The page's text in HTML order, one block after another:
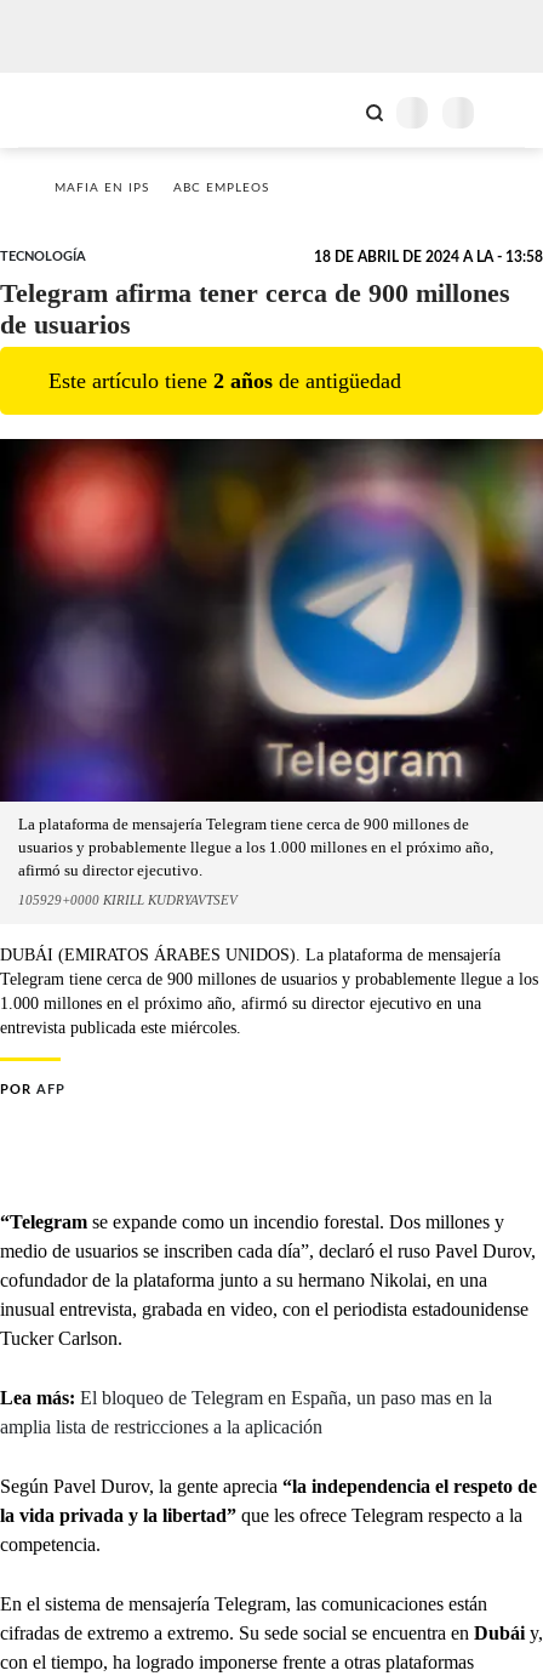
MAFIA EN IPS ABC EMPLEOS
TECNOLOGÍA 18 DE ABRIL DE 2024 A LA - 13:58
Telegram afirma tener cerca de 900 millones
de usuarios
Este artículo tiene 2 años de antigüedad
La plataforma de mensajería Telegram tiene cerca de 900 millones de
usuarios y probablemente llegue a los 1.000 millones en el próximo año,
afirmó su director ejecutivo.
105929+0000 KIRILL KUDRYAVTSEV
DUBÁI (EMIRATOS ÁRABES UNIDOS). La plataforma de mensajería
Telegram tiene cerca de 900 millones de usuarios y probablemente llegue a los
1.000 millones en el próximo año, afirmó su director ejecutivo en una
entrevista publicada este miércoles.
POR AFP
“Telegram se expande como un incendio forestal. Dos millones y
medio de usuarios se inscriben cada día”, declaró el ruso Pavel Durov,
cofundador de la plataforma junto a su hermano Nikolai, en una
inusual entrevista, grabada en video, con el periodista estadounidense
Tucker Carlson.
Lea más: El bloqueo de Telegram en España, un paso mas en la
amplia lista de restricciones a la aplicación
Según Pavel Durov, la gente aprecia “la independencia el respeto de
la vida privada y la libertad” que les ofrece Telegram respecto a la
competencia.
En el sistema de mensajería Telegram, las comunicaciones están
cifradas de extremo a extremo. Su sede social se encuentra en Dubái y,
con el tiempo, ha logrado imponerse frente a otras plataformas